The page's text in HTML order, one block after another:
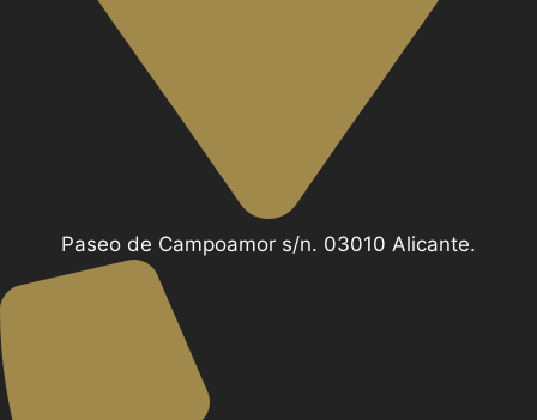
Paseo de Campoamor s/n. 03010 Alicante.